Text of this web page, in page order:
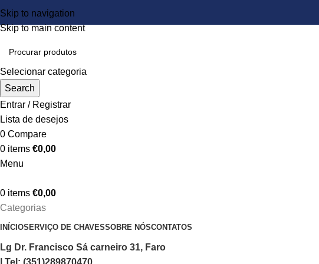
Skip to navigation
Skip to main content
Selecionar categoria
Search
Entrar / Registrar
Lista de desejos
0 Compare
0 items €0,00
Menu
0 items €0,00
Categorias
INÍCIOSERVIÇO DE CHAVESSOBRE NÓSCONTATOS
Lg Dr. Francisco Sá carneiro 31, Faro
| Tel: (351)289870470